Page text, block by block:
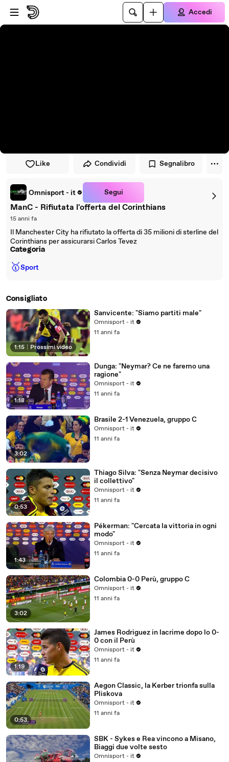
Vai al lettore
Passa al contenuto principale
Accedi
Like Condividi Segnalibro
Omnisport - it Segui
ManC - Rifiutata l'offerta del Corinthians
15 anni fa
Il Manchester City ha rifiutato la offerta di 35 milioni di sterline del
Corinthians per assicurarsi Carlos Tevez
Categoria
🥇Sport
Consigliato
1:15 Prossimi video
Sanvicente: "Siamo partiti male"
Omnisport - it
11 anni fa
1:18
Dunga: "Neymar? Ce ne faremo una
ragione"
Omnisport - it
11 anni fa
3:02
Brasile 2-1 Venezuela, gruppo C
Omnisport - it
11 anni fa
0:53
Thiago Silva: "Senza Neymar decisivo
il collettivo"
Omnisport - it
11 anni fa
1:43
Pékerman: "Cercata la vittoria in ogni
modo"
Omnisport - it
11 anni fa
3:02
Colombia 0-0 Perù, gruppo C
Omnisport - it
11 anni fa
1:19
James Rodriguez in lacrime dopo lo 0-
0 con il Perù
Omnisport - it
11 anni fa
0:53
Aegon Classic, la Kerber trionfa sulla
Pliskova
Omnisport - it
11 anni fa
SBK - Sykes e Rea vincono a Misano,
Biaggi due volte sesto
Omnisport - it